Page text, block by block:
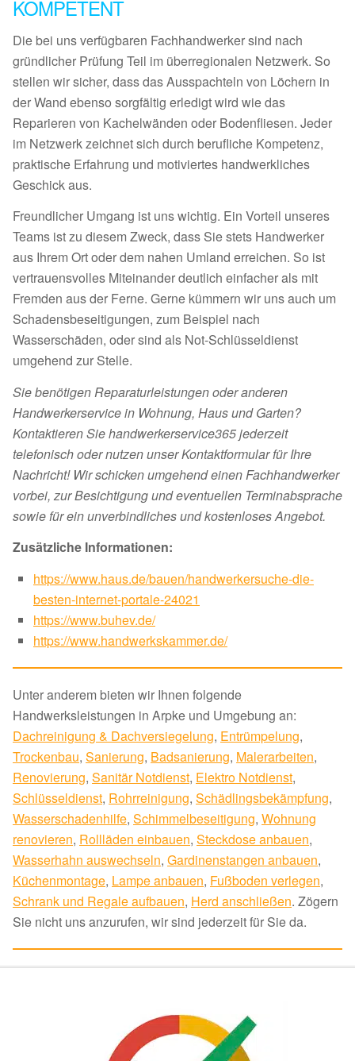
KOMPETENT
Die bei uns verfügbaren Fachhandwerker sind nach
gründlicher Prüfung Teil im überregionalen Netzwerk. So
stellen wir sicher, dass das Ausspachteln von Löchern in
der Wand ebenso sorgfältig erledigt wird wie das
Reparieren von Kachelwänden oder Bodenfliesen. Jeder
im Netzwerk zeichnet sich durch berufliche Kompetenz,
praktische Erfahrung und motiviertes handwerkliches
Geschick aus.
Freundlicher Umgang ist uns wichtig. Ein Vorteil unseres
Teams ist zu diesem Zweck, dass Sie stets Handwerker
aus Ihrem Ort oder dem nahen Umland erreichen. So ist
vertrauensvolles Miteinander deutlich einfacher als mit
Fremden aus der Ferne. Gerne kümmern wir uns auch um
Schadensbeseitigungen, zum Beispiel nach
Wasserschäden, oder sind als Not-Schlüsseldienst
umgehend zur Stelle.
Sie benötigen Reparaturleistungen oder anderen
Handwerkerservice in Wohnung, Haus und Garten?
Kontaktieren Sie handwerkerservice365 jederzeit
telefonisch oder nutzen unser Kontaktformular für Ihre
Nachricht! Wir schicken umgehend einen Fachhandwerker
vorbei, zur Besichtigung und eventuellen Terminabsprache
sowie für ein unverbindliches und kostenloses Angebot.
Zusätzliche Informationen:
https://www.haus.de/bauen/handwerkersuche-die-
besten-internet-portale-24021
https://www.buhev.de/
https://www.handwerkskammer.de/
Unter anderem bieten wir Ihnen folgende
Handwerksleistungen in Arpke und Umgebung an:
Dachreinigung & Dachversiegelung, Entrümpelung,
Trockenbau, Sanierung, Badsanierung, Malerarbeiten,
Renovierung, Sanitär Notdienst, Elektro Notdienst,
Schlüsseldienst, Rohrreinigung, Schädlingsbekämpfung,
Wasserschadenhilfe, Schimmelbeseitigung, Wohnung
renovieren, Rollläden einbauen, Steckdose anbauen,
Wasserhahn auswechseln, Gardinenstangen anbauen,
Küchenmontage, Lampe anbauen, Fußboden verlegen,
Schrank und Regale aufbauen, Herd anschließen. Zögern
Sie nicht uns anzurufen, wir sind jederzeit für Sie da.